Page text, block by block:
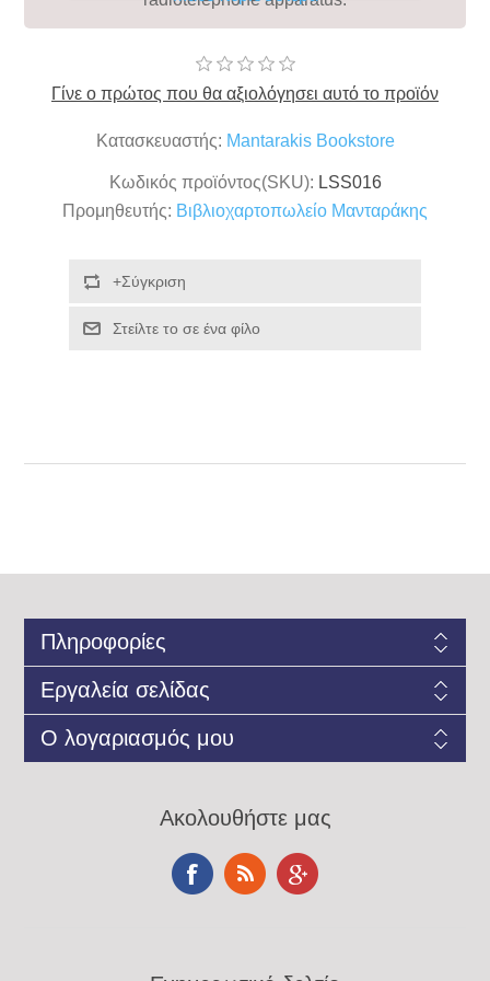
Γίνε ο πρώτος που θα αξιολόγησει αυτό το προϊόν
Κατασκευαστής: Mantarakis Bookstore
Κωδικός προϊόντος(SKU): LSS016
Προμηθευτής: Βιβλιοχαρτοπωλείο Μανταράκης
Πληροφορίες
Εργαλεία σελίδας
Ο λογαριασμός μου
Ακολουθήστε μας